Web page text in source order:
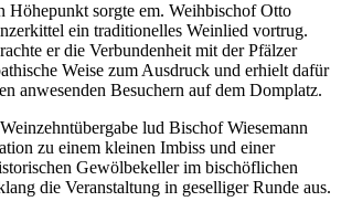
Höhepunkt sorgte em. Weihbischof Otto
ein traditionelles Weinlied vortrug.
er die Verbundenheit mit der Pfälzer
Weise zum Ausdruck und erhielt dafür
anwesenden Besuchern auf dem Domplatz.
lud Bischof Wiesemann
zu einem kleinen Imbiss und einer
Gewölbekeller im bischöflichen
die Veranstaltung in geselliger Runde aus.